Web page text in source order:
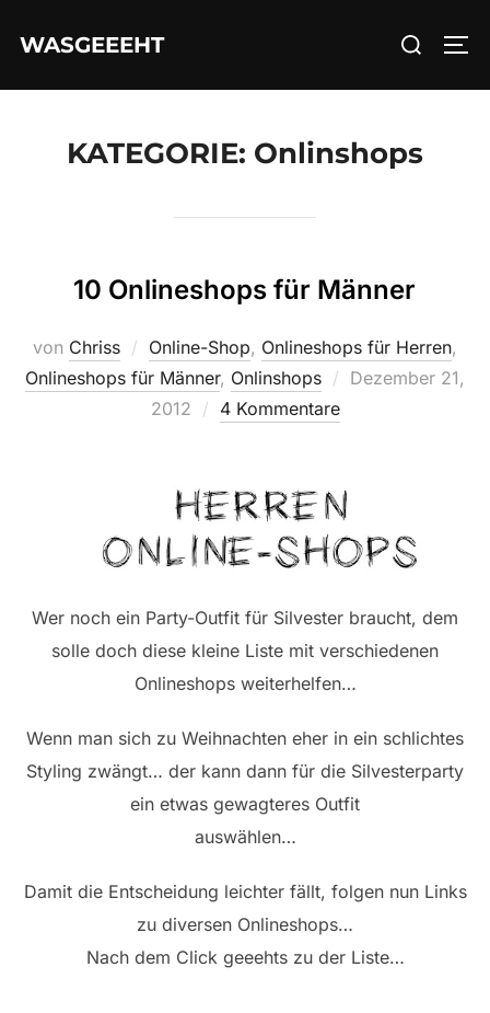
InhaltWASGEEEHT
Suchen
KATEGORIE: Onlinshops
10 Onlineshops für Männer
von Chriss Online-Shop, Onlineshops für Herren,
Onlineshops für Männer, Onlinshops
Veröffentlicht
Dezember 21,
2012
4 Kommentare
Wer noch ein Party-Outfit für Silvester braucht, dem
solle doch diese kleine Liste mit verschiedenen
Onlineshops weiterhelfen…
Wenn man sich zu Weihnachten eher in ein schlichtes
Styling zwängt… der kann dann für die Silvesterparty
ein etwas gewagteres Outfit
auswählen…
Damit die Entscheidung leichter fällt, folgen nun Links
zu diversen Onlineshops…
Nach dem Click geeehts zu der Liste…